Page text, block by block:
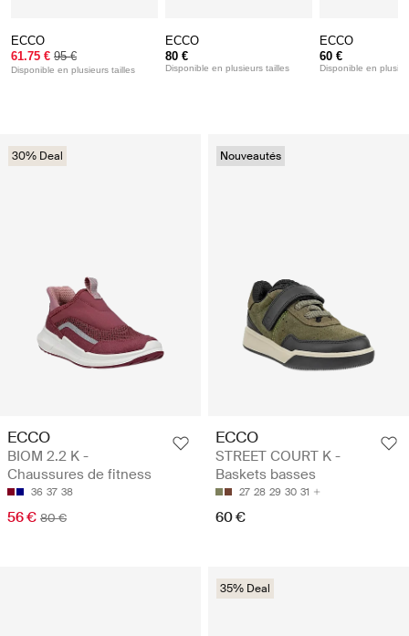
30% Deal
ECCO
BIOM 2.2 K -
Chaussures de fitness
36 37 38
56 € 80 €
Nouveautés
ECCO
STREET COURT K -
Baskets basses
27 28 29 30 31
60 €
35% Deal
ECCO
61.75 € 95 €
Disponible en plusieurs tailles
ECCO
80 €
Disponible en plusieurs tailles
ECCO
60 €
Disponible en